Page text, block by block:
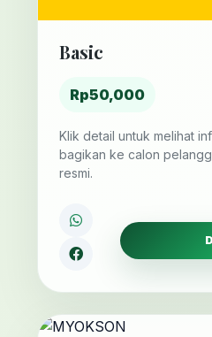
Basic
Rp50,000
Klik detail untuk melihat
bagikan ke calon
resmi.